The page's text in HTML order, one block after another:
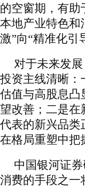
的空窗期，有助
本地产业特色和
激”向“精准化引
对于未来发
投资主线清晰：
估值与高股息凸
望改善；二是在
代表的新兴品类
在格局重塑中把
中国银河证
消费的手段之一